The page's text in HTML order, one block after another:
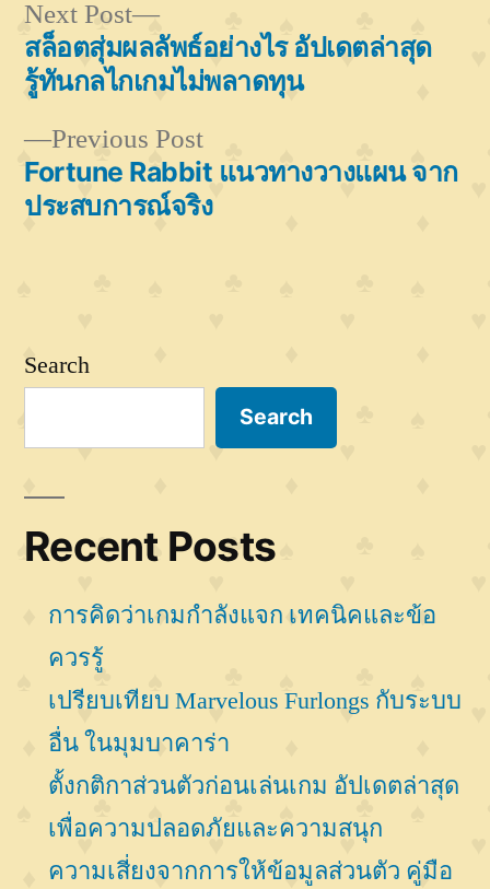
Post
navigation
Previous PostPrevious
post:
Fortune Rabbit แนวทางวางแผน จาก
ประสบการณ์จริง
Next Post
Next
post:
สล็อตสุ่มผลลัพธ์อย่างไร อัปเดตล่าสุด
รู้ทันกลไกเกมไม่พลาดทุน
Search
Search
Recent Posts
การคิดว่าเกมกำลังแจก เทคนิคและข้อ
ควรรู้
เปรียบเทียบ Marvelous Furlongs กับระบบ
อื่น ในมุมบาคาร่า
ตั้งกติกาส่วนตัวก่อนเล่นเกม อัปเดตล่าสุด
เพื่อความปลอดภัยและความสนุก
ความเสี่ยงจากการให้ข้อมูลส่วนตัว คู่มือ